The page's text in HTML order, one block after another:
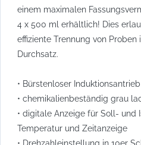
einem maximalen
4 x 500 ml erhältlich! Dies
effiziente Trennung von
Durchsatz.
• Bürstenloser Induktionsantrieb
• chemikalienbeständig grau
• digitale Anzeige für Soll- und
Temperatur und Zeitanzeige
• Drehzahleinstellung in 10er